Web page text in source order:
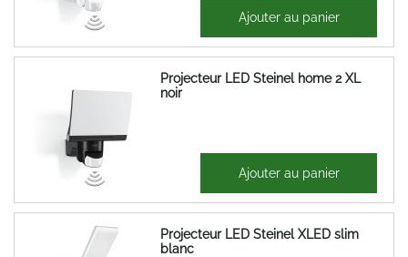
252,65 € Ajouter au panier
Projecteur LED Steinel home 2 XL
noir
252,65 € Ajouter au panier
Projecteur LED Steinel XLED slim
blanc